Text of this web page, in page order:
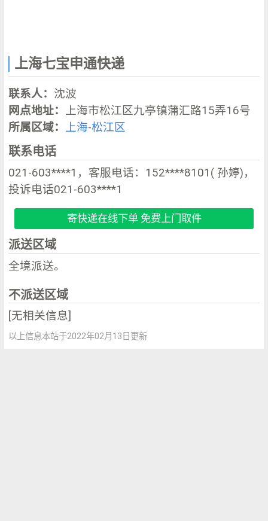
上海七宝申通快递
联系人： 沈波
网点地址： 上海市松江区九亭镇蒲汇路15弄16号
所属区域： 上海-松江区
联系电话
021-603****1，客服电话：152****8101( 孙婷)，
投诉电话021-603****1
寄快递在线下单 免费上门取件
派送区域
全境派送。
不派送区域
[无相关信息]
以上信息本站于2022年02月13日更新